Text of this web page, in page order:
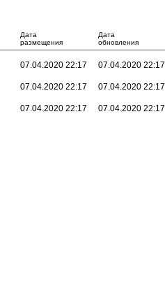
Дата
размещения
Дата
обновления
07.04.2020 22:17 07.04.2020 22:17
07.04.2020 22:17 07.04.2020 22:17
07.04.2020 22:17 07.04.2020 22:17